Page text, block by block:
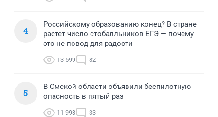
4
Российскому образованию конец? В стране
растет число стобалльников ЕГЭ — почему
это не повод для радости
13 599 82
5
В Омской области объявили беспилотную
опасность в пятый раз
11 993 33